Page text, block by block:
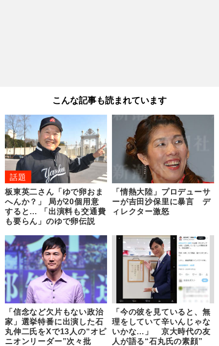
こんな記事も読まれています
話題
板東英二さん「ゆで卵おま
へんか？」 局が20個用意
すると… 「出演料も交通費
も要らん」のゆで卵伝説
「情熱大陸」プロデューサ
ーが吉田沙保里に暴言 デ
ィレクター激怒
「信念など欠片もない政治
家」選挙特番に出演した石
丸伸二氏をXで13人の“オピ
ニオンリーダー”次々批
「今の彼を見ていると、無
理をしていて辛いんじゃな
いかな…」 京大時代の友
人が語る“石丸氏の素顔”